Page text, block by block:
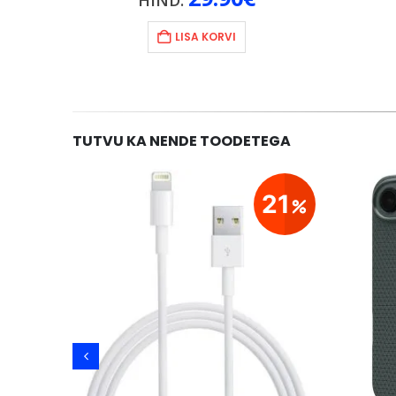
LISA KORVI
TUTVU KA NENDE TOODETEGA
21